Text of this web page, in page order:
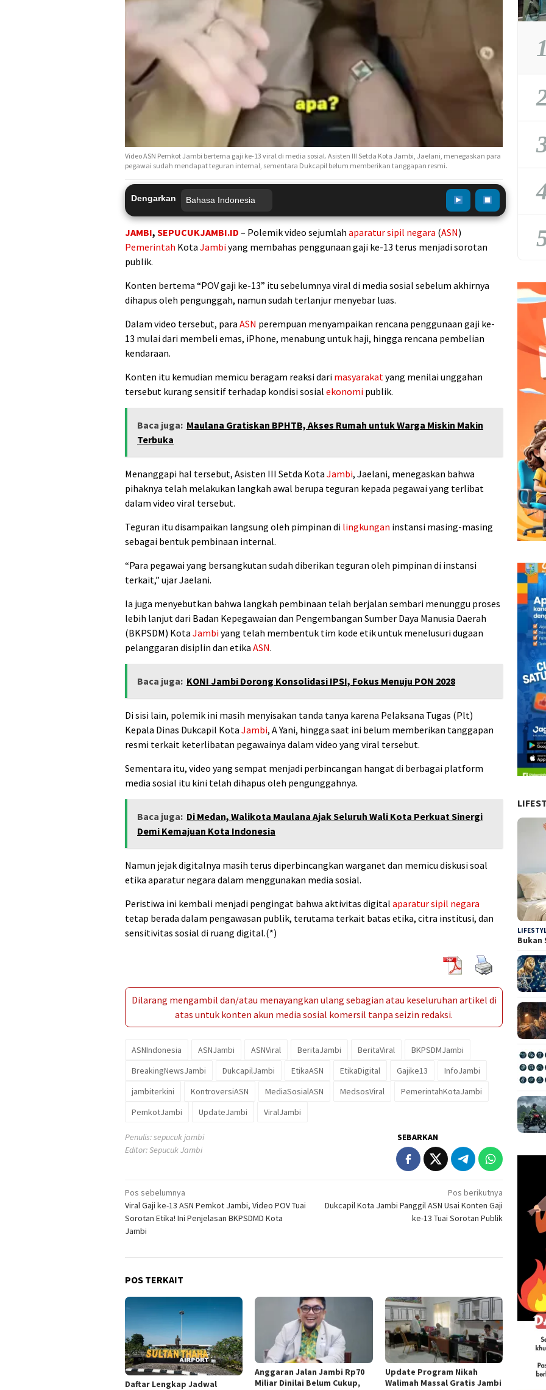
Video ASN Pemkot Jambi bertema gaji ke-13 viral di media sosial. Asisten III Setda Kota Jambi, Jaelani, menegaskan para
pegawai sudah mendapat teguran internal, sementara Dukcapil belum memberikan tanggapan resmi.
Dengarkan
JAMBI, SEPUCUKJAMBI.ID – Polemik video sejumlah aparatur sipil negara (ASN)
Pemerintah Kota Jambiyang membahas penggunaan gaji ke-13 terus menjadi sorotan
publik.
Konten bertema “POV gaji ke-13” itu sebelumnya viral di media sosial sebelum akhirnya
dihapus oleh pengunggah, namun sudah terlanjur menyebar luas.
Dalam video tersebut, para ASN perempuan menyampaikan rencana penggunaan gaji ke-
13 mulai dari membeli emas, iPhone, menabung untuk haji, hingga rencana pembelian
kendaraan.
Konten itu kemudian memicu beragam reaksi dari masyarakatyang menilai unggahan
tersebut kurang sensitif terhadap kondisi sosial ekonomi publik.
Baca juga: Maulana Gratiskan BPHTB, Akses Rumah untuk Warga Miskin Makin
Terbuka
Menanggapi hal tersebut, Asisten III Setda Kota Jambi, Jaelani, menegaskan bahwa
pihaknya telah melakukan langkah awal berupa teguran kepada pegawai yang terlibat
dalam video viral tersebut.
Teguran itu disampaikan langsung oleh pimpinan di lingkungan instansi masing-masing
sebagai bentuk pembinaan internal.
“Para pegawai yang bersangkutan sudah diberikan teguran oleh pimpinan di instansi
terkait,” ujar Jaelani.
Ia juga menyebutkan bahwa langkah pembinaan telah berjalan sembari menunggu proses
lebih lanjut dari Badan Kepegawaian dan Pengembangan Sumber Daya Manusia Daerah
(BKPSDM) Kota Jambiyang telah membentuk tim kode etik untuk menelusuri dugaan
pelanggaran disiplin dan etika ASN.
Baca juga: KONI Jambi Dorong Konsolidasi IPSI, Fokus Menuju PON 2028
Di sisi lain, polemik ini masih menyisakan tanda tanya karena Pelaksana Tugas (Plt)
Kepala Dinas Dukcapil Kota Jambi, A Yani, hingga saat ini belum memberikan tanggapan
resmi terkait keterlibatan pegawainya dalam video yang viral tersebut.
Sementara itu, video yang sempat menjadi perbincangan hangat di berbagai platform
media sosial itu kini telah dihapus oleh pengunggahnya.
Baca juga: Di Medan, Walikota Maulana Ajak Seluruh Wali Kota Perkuat Sinergi
Demi Kemajuan Kota Indonesia
Namun jejak digitalnya masih terus diperbincangkan warganet dan memicu diskusi soal
etika aparatur negara dalam menggunakan media sosial.
Peristiwa ini kembali menjadi pengingat bahwa aktivitas digital aparatur sipil negara
tetap berada dalam pengawasan publik, terutama terkait batas etika, citra institusi, dan
sensitivitas sosial di ruang digital.(*)
Dilarang mengambil dan/atau menayangkan ulang sebagian atau keseluruhan artikel di
atas untuk konten akun media sosial komersil tanpa seizin redaksi.
ASNIndonesia ASNJambi ASNViral BeritaJambi BeritaViral
BKPSDMJambi
BreakingNewsJambi
DukcapilJambi EtikaASN EtikaDigital Gajike13
InfoJambi
jambiterkini
KontroversiASN MediaSosialASN MedsosViral
PemerintahKotaJambi
PemkotJambi
UpdateJambi ViralJambi
Penulis: sepucuk jambi
Editor: Sepucuk Jambi
SEBARKAN
Navigasi
pos
Pos sebelumnya
Viral Gaji ke-13 ASN Pemkot Jambi, Video POV Tuai
Sorotan Etika! Ini Penjelasan BKPSDMD Kota
Jambi
Pos berikutnya
Dukcapil Kota Jambi Panggil ASN Usai Konten Gaji
ke-13 Tuai Sorotan Publik
POS TERKAIT
Daftar Lengkap Jadwal
Anggaran Jalan Jambi Rp70
Miliar Dinilai Belum Cukup,
Update Program Nikah
Walimah Massal Gratis Jambi
1
2
3
4
5
Bukan